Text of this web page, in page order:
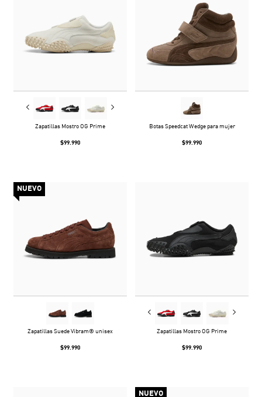
Zapatillas Mostro OG Prime
$99.990
Botas Speedcat Wedge para mujer
$99.990
NUEVO
Zapatillas Suede Vibram® unisex
$99.990
Zapatillas Mostro OG Prime
$99.990
NUEVO